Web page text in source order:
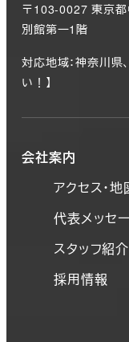
〒103-0027 東京
別館第一1階
対応地域：神奈川県
い！】
会社案内
アクセス・地
代表メッセ
スタッフ紹介
採用情報